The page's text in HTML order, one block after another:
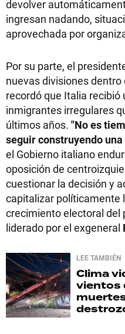
devolver
ingresan nadando,
aprovechada por
Por su parte, el
nuevas divisiones
recordó que Italia
inmigrantes irregulares
últimos años. "No es
seguir construyendo
el Gobierno italiano
oposición de
cuestionar la decisión y
capitalizar políticamente
crecimiento electoral del
liderado por el exgeneral
LEE TAMBIÉN
Clima
vientos